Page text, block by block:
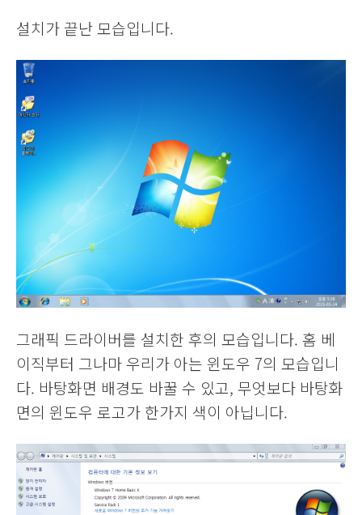
설치가 끝난 모습입니다.
그래픽 드라이버를 설치한 후의 모습입니다. 홈 베
이직부터 그나마 우리가 아는 윈도우 7의 모습입니
다. 바탕화면 배경도 바꿀 수 있고, 무엇보다 바탕화
면의 윈도우 로고가 한가지 색이 아닙니다.